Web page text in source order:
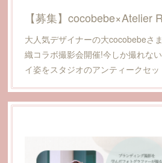
大人気デザイナーの大cocobebeさ
織コラボ撮影会開催!今しか撮れな
イ姿をスタジオのアンティークセ